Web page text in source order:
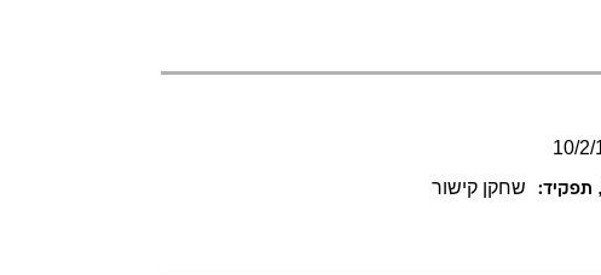
10/2/
תפקיד: שחקן קישור